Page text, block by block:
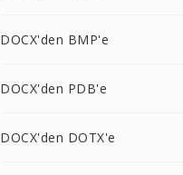
DOCX'den BMP'e
DOCX'den PDB'e
DOCX'den DOTX'e